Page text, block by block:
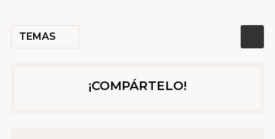
TEMAS
¡COMPÁRTELO!